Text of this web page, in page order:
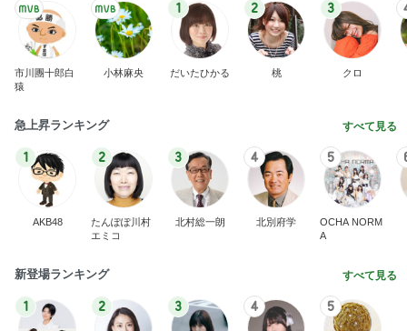
市川團十郎白
猿
小林麻央
1
だいたひかる
2
桃
3
クロ
急上昇ランキング すべて見る
1
AKB48
2
たんぽぽ川村
エミコ
3
北村総一朗
4
北別府学
5
OCHA NORM
A
新登場ランキング すべて見る
1 2 3 4 5